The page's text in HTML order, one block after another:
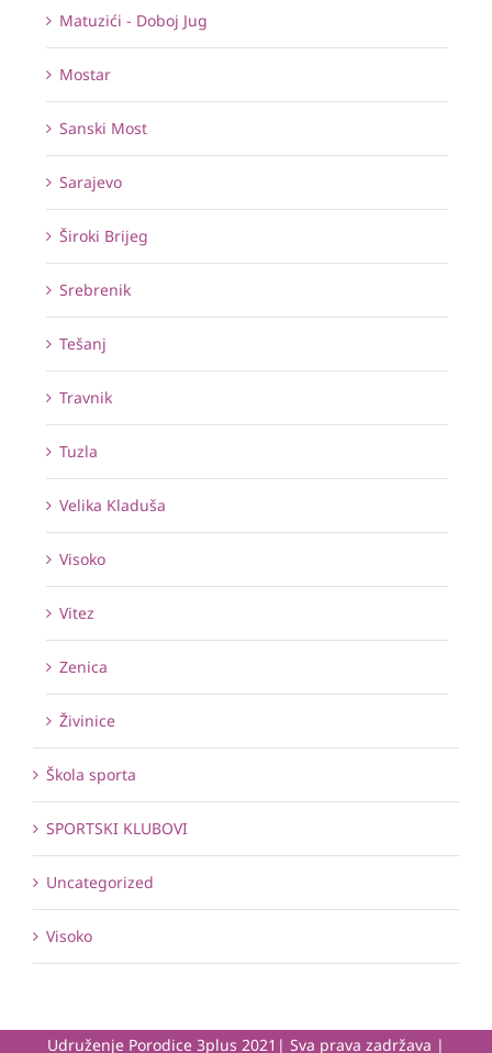
Matuzići - Doboj Jug
Mostar
Sanski Most
Sarajevo
Široki Brijeg
Srebrenik
Tešanj
Travnik
Tuzla
Velika Kladuša
Visoko
Vitez
Zenica
Živinice
Škola sporta
SPORTSKI KLUBOVI
Uncategorized
Visoko
Udruženje Porodice 3plus 2021| Sva prava zadržava |